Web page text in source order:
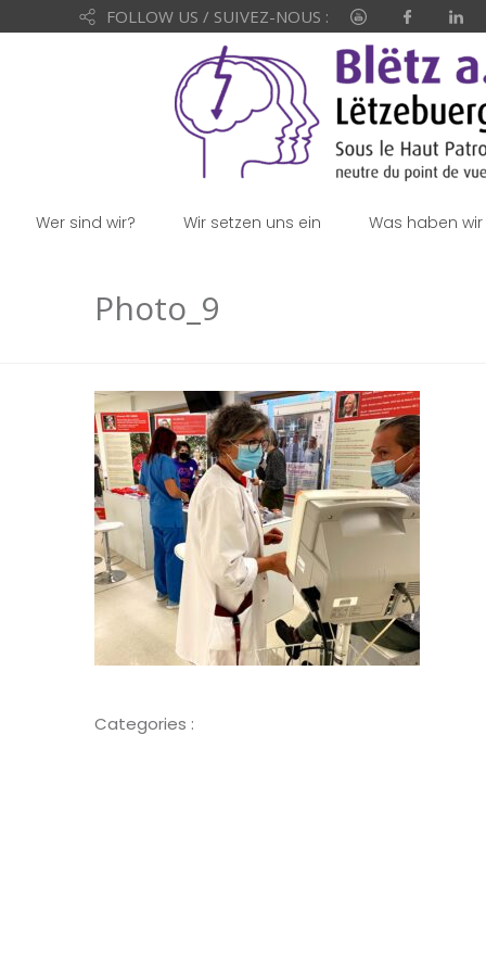
FOLLOW US / SUIVEZ-NOUS :
Wer sind wir? Wir setzen uns ein Was haben wir
Photo_9
Categories :